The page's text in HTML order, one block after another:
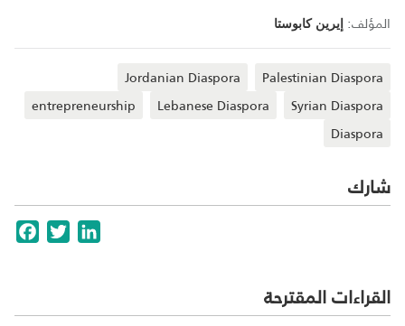
المؤلف: إيرين كابوستا
Palestinian Diaspora
Jordanian Diaspora
Syrian Diaspora
Lebanese Diaspora
entrepreneurship
Diaspora
شارك
TwitterLinkedIn
القراءات المقترحة